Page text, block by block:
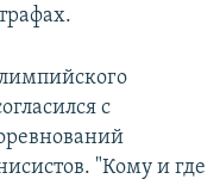
с
"Кому и где